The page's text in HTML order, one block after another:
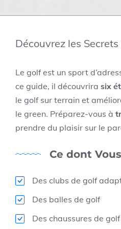
Découvrez les
Le golf est un sport
ce guide, il découvrira six
le golf sur terrain et
le green. Préparez-vous à
prendre du plaisir sur le
Ce dont
Des clubs de golf
Des balles de golf
Des chaussures de